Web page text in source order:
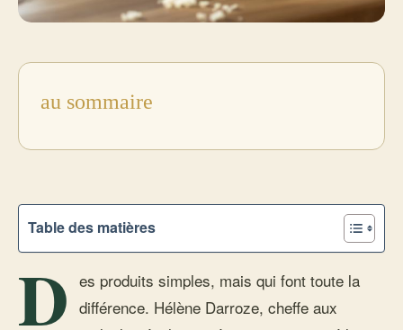
au sommaire
Table des matières
D es produits simples, mais qui font toute la
différence. Hélène Darroze, cheffe aux